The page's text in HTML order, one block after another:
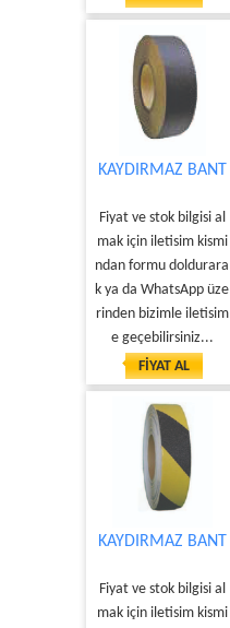
KAYDIRMAZ BANT
Fiyat ve stok bilgisi al
mak için iletisim kismi
ndan formu doldurara
k ya da WhatsApp üze
rinden bizimle iletisim
e geçebilirsiniz...
FİYAT AL
KAYDIRMAZ BANT
Fiyat ve stok bilgisi al
mak için iletisim kismi